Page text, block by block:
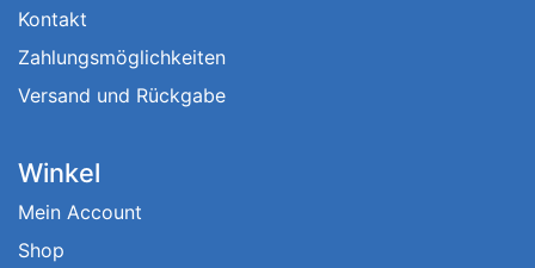
Kontakt
Zahlungsmöglichkeiten
Versand und Rückgabe
Winkel
Mein Account
Shop